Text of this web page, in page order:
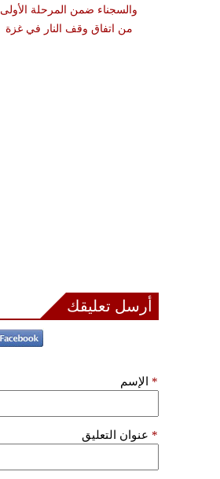
والسجناء ضمن المرحلة الأولى
من اتفاق وقف النار في غزة
أرسل تعليقك
الإسم *
عنوان التعليق *